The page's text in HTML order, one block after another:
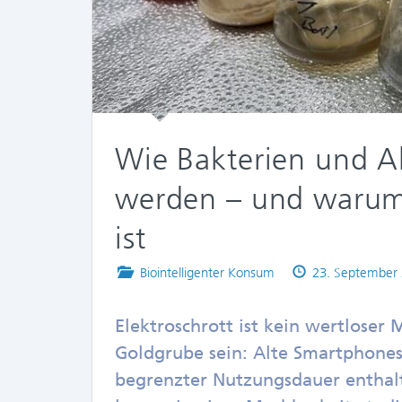
Wie Bakterien und
werden – und
ist
Posted
Biointelligenter Konsum
Published
23. September
Elektroschrott ist kein wertloser
Goldgrube sein: Alte
begrenzter Nutzungsdauer